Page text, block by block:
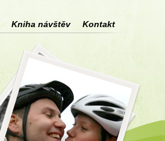
Kniha návštěv Kontakt